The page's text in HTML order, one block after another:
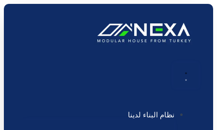
تخطي
نظام البناء لدينا